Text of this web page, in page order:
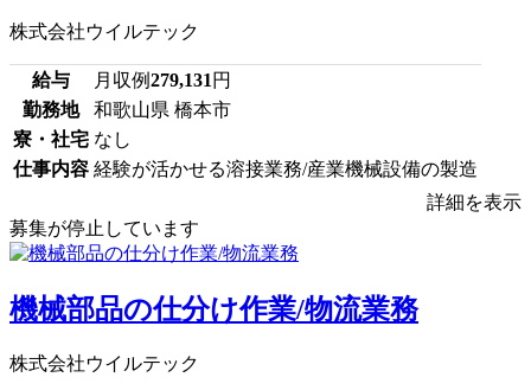
株式会社ウイルテック
給与 月収例279,131 円
勤務地
和歌山県 橋本市
寮・社宅 なし
仕事内容 経験が活かせる溶接業務/産業機械設備の製造
詳細を表示
募集が停止しています
機械部品の仕分け作業/物流業務
株式会社ウイルテック